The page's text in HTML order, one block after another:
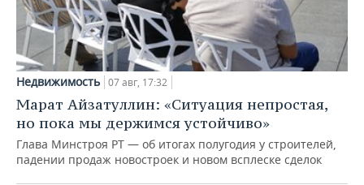
Недвижимость 07 авг, 17:32
Марат Айзатуллин: «Ситуация непростая,
но пока мы держимся устойчиво»
Глава Минстроя РТ — об итогах полугодия у строителей,
падении продаж новостроек и новом всплеске сделок